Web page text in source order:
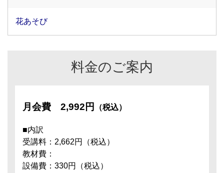
花あそび
料金のご案内
月会費 2,992円 （税込）
■内訳
受講料：2,662円（税込）
教材費：
設備費：330円（税込）